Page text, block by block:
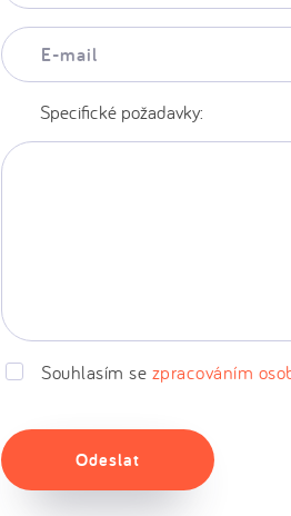
E-
mail:
Specifické požadavky:
Souhlasím se zpracováním
Odeslat